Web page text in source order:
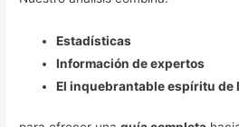
Estadísticas
Información de expertos
El inquebrantable espíritu de